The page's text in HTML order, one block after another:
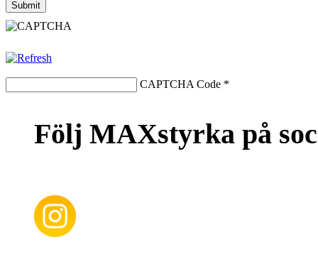
CAPTCHA Code *
Följ MAXstyrka på